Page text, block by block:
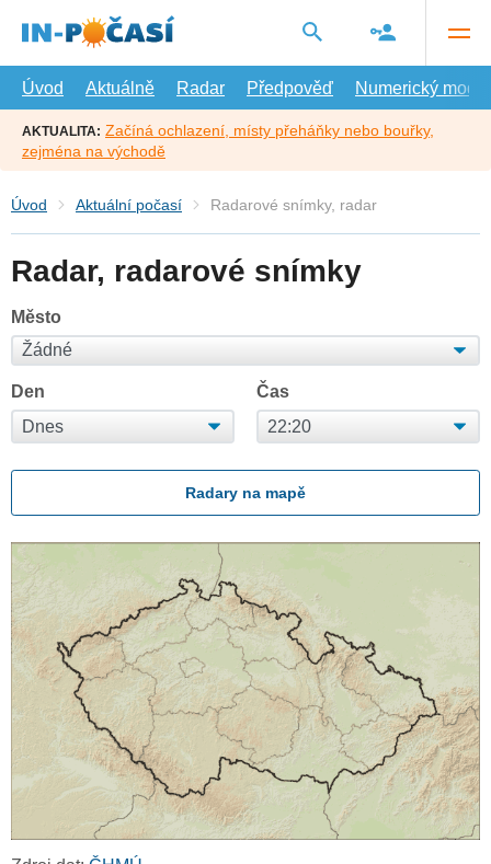
hlavní
Úvod
Aktuálně Radar Předpověď Numerický model
AKTUALITA: Začíná ochlazení, místy přeháňky nebo bouřky,
zejména na východě
Úvod Aktuální počasí Radarové snímky, radar
Radar, radarové snímky
Město
Den Čas
Radary na mapě